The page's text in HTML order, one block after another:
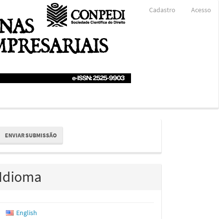
Cadastro Acesso
ENVIAR SUBMISSÃO
Idioma
English